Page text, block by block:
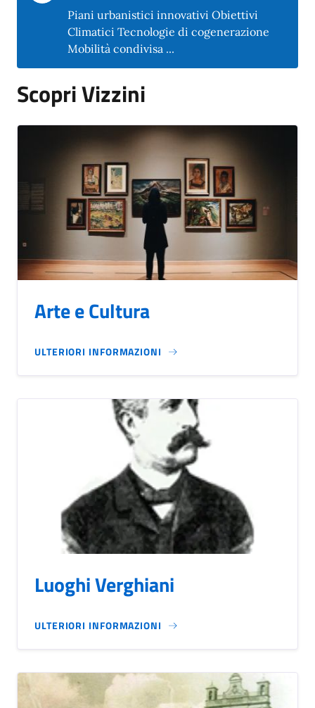
Piani urbanistici innovativi Obiettivi
Climatici Tecnologie di cogenerazione
Mobilità condivisa ...
Scopri Vizzini
Arte e Cultura
ULTERIORI INFORMAZIONI
Luoghi Verghiani
ULTERIORI INFORMAZIONI